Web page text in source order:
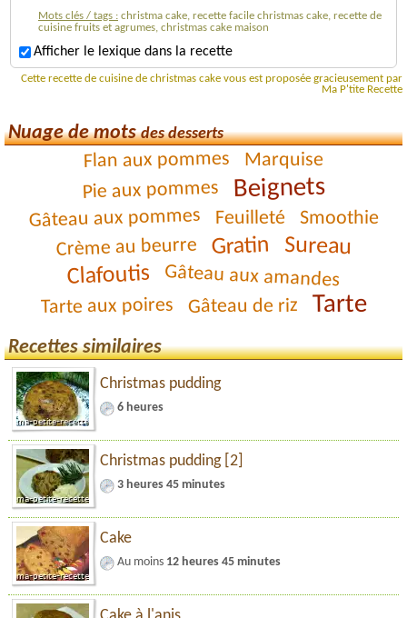
Mots clés / tags : christma cake, recette facile christmas cake, recette de
cuisine fruits et agrumes, christmas cake maison
Afficher le lexique dans la recette
Cette recette de cuisine de christmas cake vous est proposée gracieusement par
Ma P'tite Recette
Nuage de motsdes desserts
Flan aux pommes Marquise
Pie aux pommes Beignets
Gâteau aux pommes Feuilleté Smoothie
Crème au beurre Gratin Sureau
Clafoutis Gâteau aux amandes
Tarte aux poires Gâteau de riz Tarte
Recettes similaires
Christmas pudding
6 heures
Christmas pudding [2]
3 heures 45 minutes
Cake
Au moins 12 heures 45 minutes